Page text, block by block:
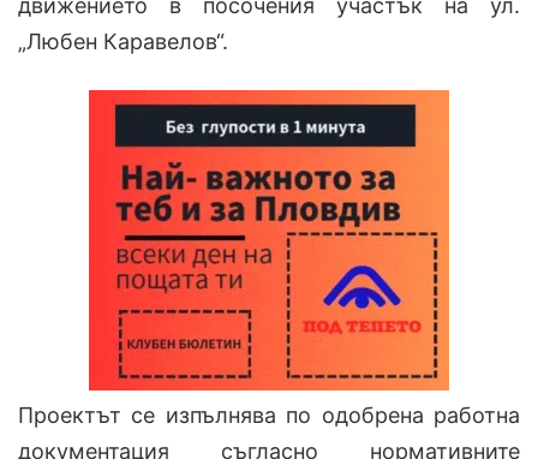
движението в посочения участък на ул.
„Любен Каравелов“.
Проектът се изпълнява по одобрена работна
документация съгласно нормативните